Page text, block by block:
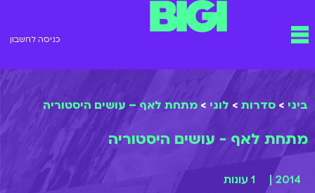
תפריט כניסה לחשבון
ביגי > סדרות > לוגי > מתחת לאף – עושים היסטוריה
מתחת לאף - עושים היסטוריה
2014 |
1 עונות